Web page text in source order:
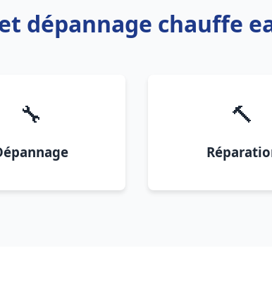
dépannage chauffe
🔧 🔨